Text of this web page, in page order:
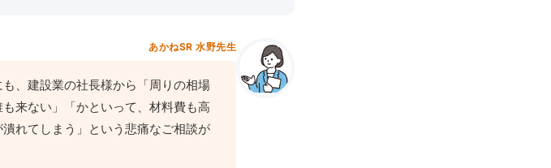
あかねSR 水野先生
、建設業の社長様から「周りの相場
来ない」「かといって、材料費も高
れてしまう」という悲痛なご相談が